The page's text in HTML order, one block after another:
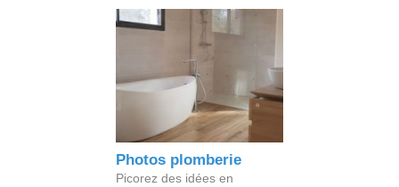
Photos plomberie
Picorez des idées en